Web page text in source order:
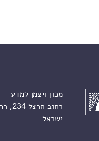
מכון ויצמן למדע
רחוב הרצל 234, רחובות 7610001
ישראל